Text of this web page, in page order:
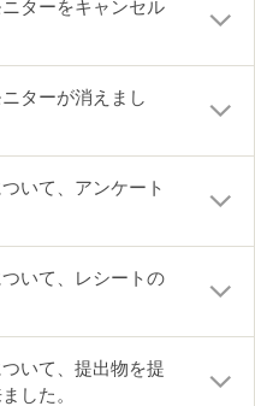
ターをキャンセル
ターが消えまし
いて、アンケート
いて、レシートの
いて、提出物を提
した。